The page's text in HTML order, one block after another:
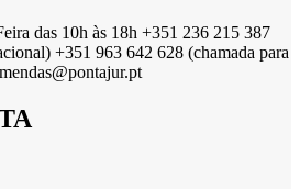
das 10h às 18h +351 236 215 387
+351 963 642 628 (chamada para